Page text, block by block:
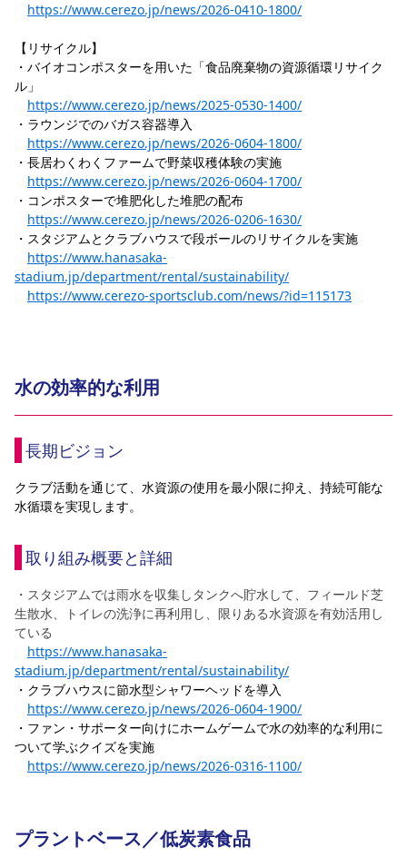
https://www.cerezo.jp/news/2026-0410-1800/
【リサイクル】
・バイオコンポスターを用いた「食品廃棄物の資源循環リサイク
ル」
https://www.cerezo.jp/news/2025-0530-1400/
・ラウンジでのバガス容器導入
https://www.cerezo.jp/news/2026-0604-1800/
・長居わくわくファームで野菜収穫体験の実施
https://www.cerezo.jp/news/2026-0604-1700/
・コンポスターで堆肥化した堆肥の配布
https://www.cerezo.jp/news/2026-0206-1630/
・スタジアムとクラブハウスで段ボールのリサイクルを実施
https://www.hanasaka-
stadium.jp/department/rental/sustainability/
https://www.cerezo-sportsclub.com/news/?id=115173
水の効率的な利用
長期ビジョン
クラブ活動を通じて、水資源の使用を最小限に抑え、持続可能な
水循環を実現します。
取り組み概要と詳細
・スタジアムでは雨水を収集しタンクへ貯水して、フィールド芝
生散水、トイレの洗浄に再利用し、限りある水資源を有効活用し
ている
https://www.hanasaka-
stadium.jp/department/rental/sustainability/
・クラブハウスに節水型シャワーヘッドを導入
https://www.cerezo.jp/news/2026-0604-1900/
・ ファン・サポーター向けにホームゲームで水の効率的な利用に
ついて学ぶクイズを実施
https://www.cerezo.jp/news/2026-0316-1100/
プラントベース／低炭素食品